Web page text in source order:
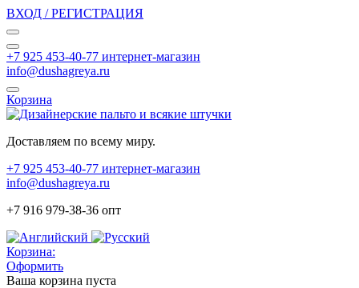
ВХОД / РЕГИСТРАЦИЯ
+7 925 453-40-77 интернет-магазин
info@dushagreya.ru
Корзина
Доставляем по всему миру.
+7 925 453-40-77 интернет-магазин
info@dushagreya.ru
+7 916 979-38-36 опт
Корзина:
Оформить
Ваша корзина пуста